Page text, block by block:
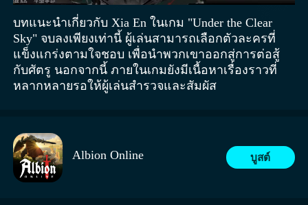
บทแนะนำเกี่ยวกับ Xia En ในเกม "Under the Clear
Sky" จบลงเพียงเท่านี้ ผู้เล่นสามารถเลือกตัวละครที่
แข็งแกร่งตามใจชอบ เพื่อนำพวกเขาออกสู่การต่อสู้
กับศัตรู นอกจากนี้ ภายในเกมยังมีเนื้อหาเรื่องราวที่
หลากหลายรอให้ผู้เล่นสำรวจและสัมผัส
Albion Online บูสต์